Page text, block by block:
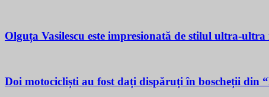
Olguța Vasilescu este impresionată de stilul ultra-
Doi motocicliști au fost dați dispăruți în boscheții din